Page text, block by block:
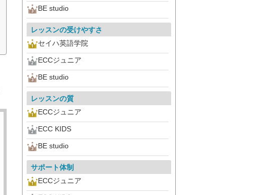
BE studio
レッスンの受けやすさ
セイハ英語学院
ECCジュニア
BE studio
レッスンの質
ECCジュニア
ECC KIDS
BE studio
サポート体制
ECCジュニア